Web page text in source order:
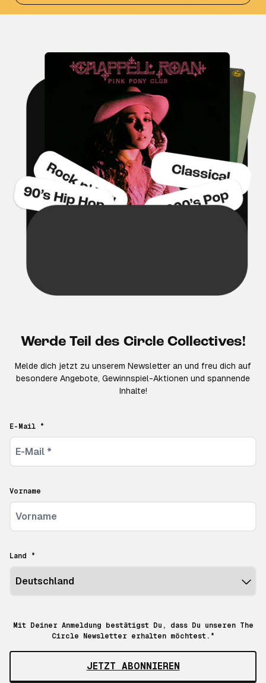
Werde Teil des Circle Collectives!
Melde dich jetzt zu unserem Newsletter an und freu dich auf
besondere Angebote, Gewinnspiel-Aktionen und spannende
Inhalte!
E-Mail *
Vorname
Land *
Mit Deiner Anmeldung bestätigst Du, dass Du unseren The
Circle Newsletter erhalten möchtest.*
JETZT ABONNIEREN